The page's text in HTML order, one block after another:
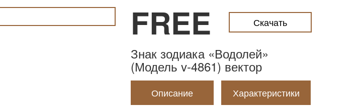
FREE Скачать
Знак зодиака «Водолей»
(Модель v-4861) вектор
Описание Характеристики